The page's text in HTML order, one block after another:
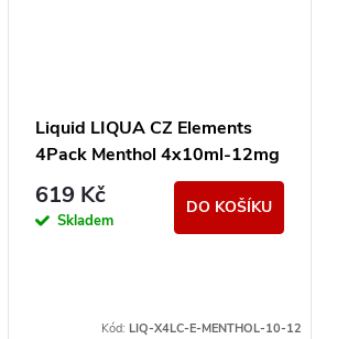
Liquid LIQUA CZ Elements
4Pack Menthol 4x10ml-12mg
(Mentol)
619 Kč
Skladem
DO KOŠÍKU
Kód: LIQ-X4LC-E-MENTHOL-10-12